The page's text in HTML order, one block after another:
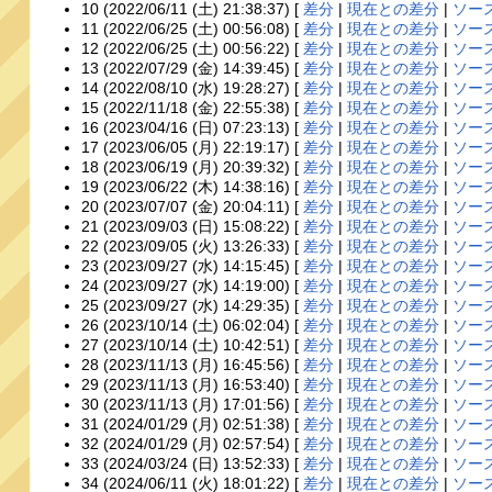
10 (2022/06/11 (土) 21:38:37) [ 差分 |現在との差分 | ソー
11 (2022/06/25 (土) 00:56:08) [ 差分 |現在との差分 | ソー
12 (2022/06/25 (土) 00:56:22) [ 差分 |現在との差分 | ソー
13 (2022/07/29 (金) 14:39:45) [ 差分 |現在との差分 | ソー
14 (2022/08/10 (水) 19:28:27) [ 差分 |現在との差分 | ソー
15 (2022/11/18 (金) 22:55:38) [ 差分 |現在との差分 | ソー
16 (2023/04/16 (日) 07:23:13) [ 差分 |現在との差分 | ソー
17 (2023/06/05 (月) 22:19:17) [ 差分 |現在との差分 | ソー
18 (2023/06/19 (月) 20:39:32) [ 差分 |現在との差分 | ソー
19 (2023/06/22 (木) 14:38:16) [ 差分 |現在との差分 | ソー
20 (2023/07/07 (金) 20:04:11) [ 差分 |現在との差分 | ソー
21 (2023/09/03 (日) 15:08:22) [ 差分 |現在との差分 | ソー
22 (2023/09/05 (火) 13:26:33) [ 差分 |現在との差分 | ソー
23 (2023/09/27 (水) 14:15:45) [ 差分 |現在との差分 | ソー
24 (2023/09/27 (水) 14:19:00) [ 差分 |現在との差分 | ソー
25 (2023/09/27 (水) 14:29:35) [ 差分 |現在との差分 | ソー
26 (2023/10/14 (土) 06:02:04) [ 差分 |現在との差分 | ソー
27 (2023/10/14 (土) 10:42:51) [ 差分 |現在との差分 | ソー
28 (2023/11/13 (月) 16:45:56) [ 差分 |現在との差分 | ソー
29 (2023/11/13 (月) 16:53:40) [ 差分 |現在との差分 | ソー
30 (2023/11/13 (月) 17:01:56) [ 差分 |現在との差分 | ソー
31 (2024/01/29 (月) 02:51:38) [ 差分 |現在との差分 | ソー
32 (2024/01/29 (月) 02:57:54) [ 差分 |現在との差分 | ソー
33 (2024/03/24 (日) 13:52:33) [ 差分 |現在との差分 | ソー
34 (2024/06/11 (火) 18:01:22) [ 差分 |現在との差分 | ソー